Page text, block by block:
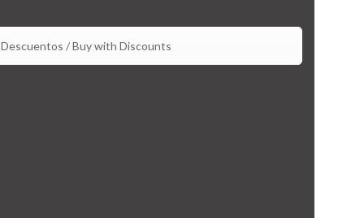
/ Buy with Discounts